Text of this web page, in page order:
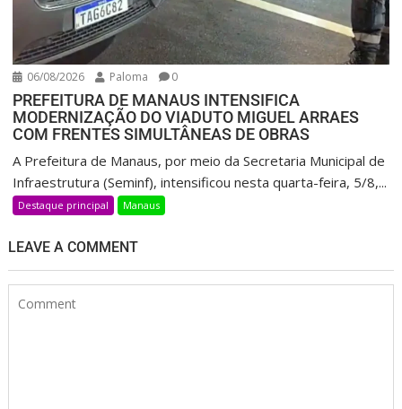
06/08/2026 Paloma 0
PREFEITURA DE MANAUS INTENSIFICA
MODERNIZAÇÃO DO VIADUTO MIGUEL ARRAES
COM FRENTES SIMULTÂNEAS DE OBRAS
A Prefeitura de Manaus, por meio da Secretaria Municipal de
Infraestrutura (Seminf), intensificou nesta quarta-feira, 5/8,...
Destaque principal Manaus
LEAVE A COMMENT